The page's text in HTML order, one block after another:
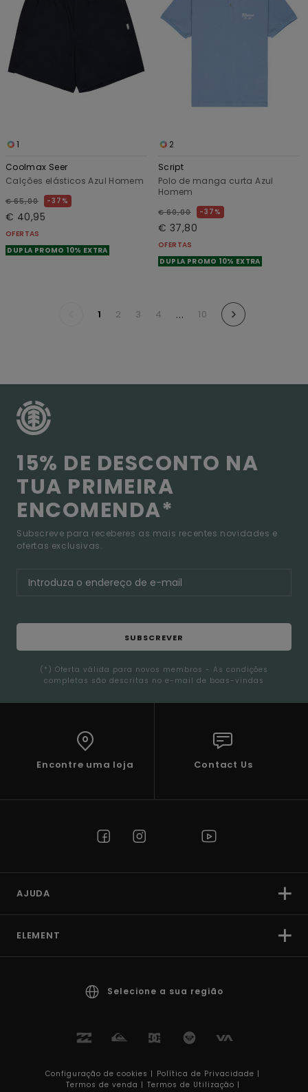
1
Coolmax Seer
Calções elásticos Azul Homem
€ 65,00 37%
€ 40,95
OFERTAS
DUPLA PROMO 10% EXTRA
2
Script
Polo de manga curta Azul
Homem
€ 60,00 37%
€ 37,80
OFERTAS
DUPLA PROMO 10% EXTRA
1 2 3 4 ... 10
15% DE DESCONTO NA
TUA PRIMEIRA
ENCOMENDA*
Subscreve para receberes as mais recentes novidades e
ofertas exclusivas.
SUBSCREVER
(*) Oferta válida para novos membros - As condições
completas são descritas no e-mail de boas-vindas
Encontre uma loja Contact Us
AJUDA
ELEMENT
Selecione a sua região
Configuração de cookies | Política de Privacidade |
Termos de venda | Termos de Utilizaçâo |